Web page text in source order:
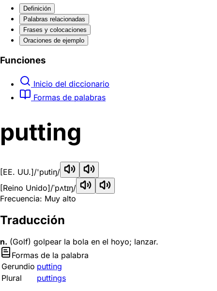
Definición
Palabras relacionadas
Frases y colocaciones
Oraciones de ejemplo
Funciones
Inicio del diccionario
Formas de palabras
putting
[EE. UU.]/'putiŋ/
[Reino Unido]/ˈpʌtɪŋ/
Frecuencia: Muy alto
Traducción
n. (Golf) golpear la bola en el hoyo; lanzar.
Formas de la palabra
Gerundio putting
Plural
puttings